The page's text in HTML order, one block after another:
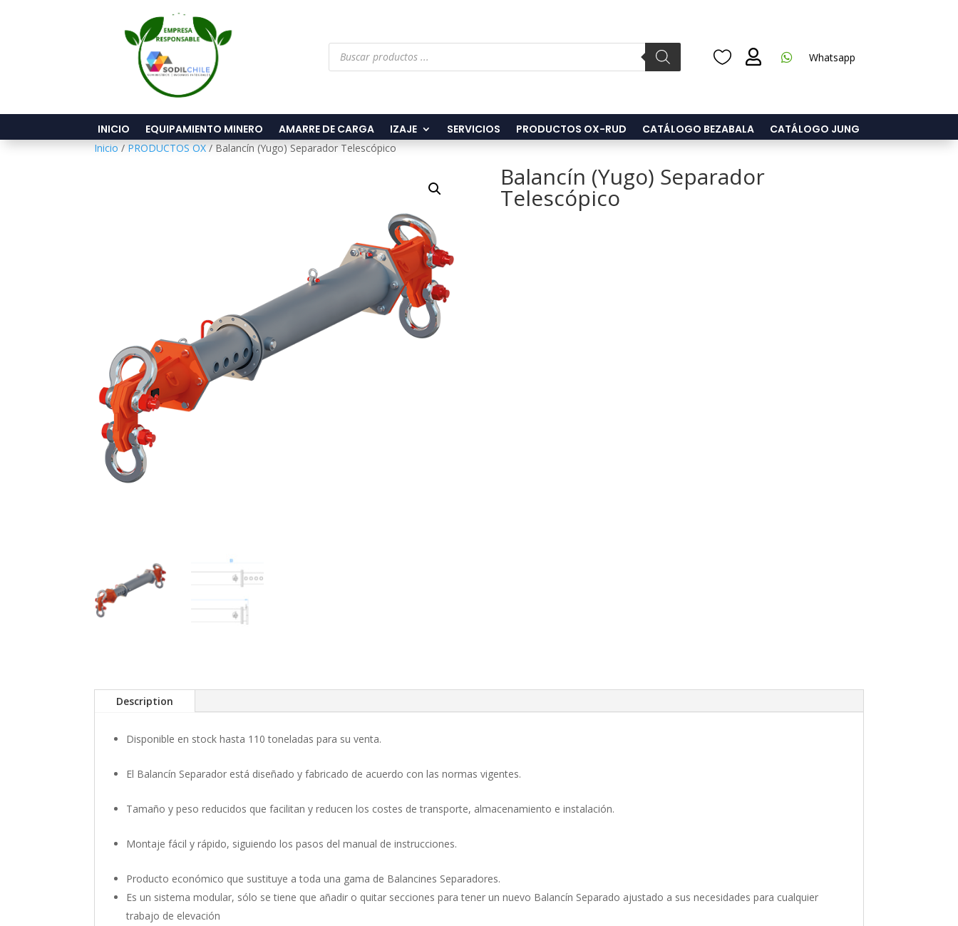
Búsqueda
productos
   Whatsapp
INICIO EQUIPAMIENTO MINERO AMARRE DE CARGA IZAJE SERVICIOS PRODUCTOS OX-RUD CATÁLOGO BEZABALA CATÁLOGO JUNG
Inicio / PRODUCTOS OX / Balancín (Yugo) Separador Telescópico
Balancín (Yugo) Separador
Telescópico
Description
Disponible en stock hasta 110 toneladas para su venta.
El Balancín Separador está diseñado y fabricado de acuerdo con las normas vigentes.
Tamaño y peso reducidos que facilitan y reducen los costes de transporte, almacenamiento e instalación.
Montaje fácil y rápido, siguiendo los pasos del manual de instrucciones.
Producto económico que sustituye a toda una gama de Balancines Separadores.
Es un sistema modular, sólo se tiene que añadir o quitar secciones para tener un nuevo Balancín Separado ajustado a sus necesidades para cualquier
trabajo de elevación